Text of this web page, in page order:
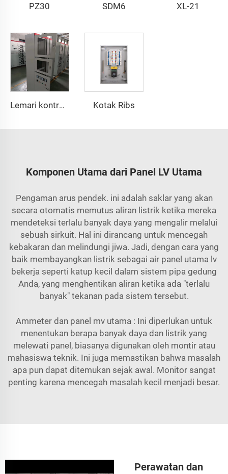
PZ30 SDM6 XL-21
Lemari kontrol/panel Kotak Ribs
Komponen Utama dari Panel LV Utama
Pengaman arus pendek. ini adalah saklar yang akan
secara otomatis memutus aliran listrik ketika mereka
mendeteksi terlalu banyak daya yang mengalir melalui
sebuah sirkuit. Hal ini dirancang untuk mencegah
kebakaran dan melindungi jiwa. Jadi, dengan cara yang
baik membayangkan listrik sebagai air panel utama lv
bekerja seperti katup kecil dalam sistem pipa gedung
Anda, yang menghentikan aliran ketika ada "terlalu
banyak" tekanan pada sistem tersebut.
Ammeter dan panel mv utama : Ini diperlukan untuk
menentukan berapa banyak daya dan listrik yang
melewati panel, biasanya digunakan oleh montir atau
mahasiswa teknik. Ini juga memastikan bahwa masalah
apa pun dapat ditemukan sejak awal. Monitor sangat
penting karena mencegah masalah kecil menjadi besar.
Perawatan dan